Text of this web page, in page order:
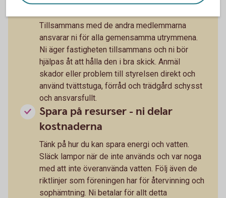
Vårda gemensamma utrymmen
Tillsammans med de andra medlemmarna
ansvarar ni för alla gemensamma utrymmena.
Ni äger fastigheten tillsammans och ni bör
hjälpas åt att hålla den i bra skick. Anmäl
skador eller problem till styrelsen direkt och
använd tvättstuga, förråd och trädgård schysst
och ansvarsfullt.
Spara på resurser - ni delar
kostnaderna
Tänk på hur du kan spara energi och vatten.
Släck lampor när de inte används och var noga
med att inte överanvända vatten. Följ även de
riktlinjer som föreningen har för återvinning och
sophämtning. Ni betalar för allt detta